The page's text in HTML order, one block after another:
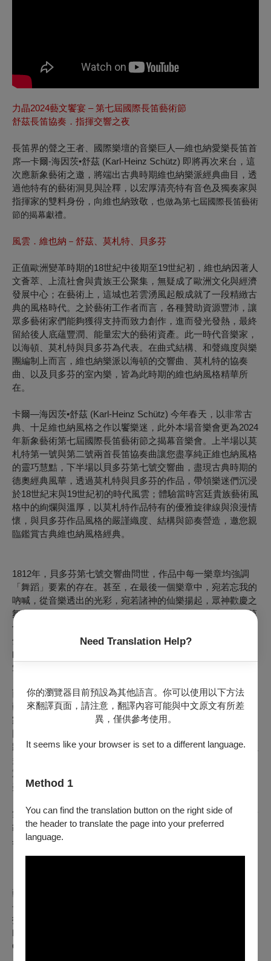
Need Translation Help?
你的瀏覽器目前預設為其他語言。你可以使用以下方法
來翻譯頁面，請注意，翻譯內容可能與中文原文有所差
異，僅供參考使用。
It seems like your browser is set to a different language.
Method 1
You can find the translation button on the right side of
the header to translate the page into your preferred
language.
力晶2024藝文饗宴 – 第七屆國際長笛藝術節
舒茲長笛協奏．指揮交響之夜
長笛界的聲之王者、國際樂壇的音樂巨人—維也納愛樂長笛首
席—卡爾-海因茨•舒茲 (Karl-Heinz Schütz) 即將再次來台，這
次應新象藝術之邀，將端出古典時期維也納樂派經典曲目，透
過他特有的藝術洞見與詮釋，以宏厚清亮特有音色及獨奏家與
指揮家的雙料身份，向維也納致敬 ，也做為第七屆國際長笛藝術
節的揭幕獻禮。
風雲．維也納 －舒茲、莫札特、貝多芬
正值歐洲變革時期的18世紀中後期至19世紀初，維也納因著人
文薈萃、上流社會與貴族王公聚集，無疑成了歐洲文化與經濟
發展中心；在藝術上，這城也若雲湧風起般成就了一段精緻古
典的風格時代。之於藝術工作者而言，各種贊助資源豐沛，讓
眾多藝術家們能夠獲得支持而致力創作，進而發光發熱，最終
留給後人底蘊豐潤、能量宏大的藝術資產。此一時代音樂家，
以海頓、莫札特與貝多芬為代表。在曲式結構、和聲織度與樂
團編制上而言，維也納樂派以海頓的交響曲、莫札特的協奏
曲、以及貝多芬的室內樂，皆為此時期的維也納風格精華所
在。
卡爾—海因茨•舒茲 (Karl-Heinz Schütz) 今年春天，以非常古
典、十足維也納風格之作以饗樂迷，此外本場音樂會更為2024
年新象藝術第七屆國際長笛藝術節之揭幕音樂會。上半場以莫
札特第一號與第二號兩首長笛協奏曲讓您盡享純正維也納風格
的靈巧慧黠，下半場以貝多芬第七號交響曲，盡現古典時期的
德奧經典風華，透過莫札特與貝多芬的作品，帶領樂迷們沉浸
於18世紀末與19世紀初的時代風雲；體驗當時宮廷貴族藝術風
格中的絢爛與溫厚，以莫札特作品特有的優雅旋律線與浪漫情
懷，與貝多芬作品風格的嚴謹織度、結構與節奏營造，邀您親
臨鑑賞古典維也納風格經典。
1812年，貝多芬第七號交響曲問世，作品中每一樂章均強調
「舞蹈」要素的存在。甚至，在最後一個樂章中，宛若忘我的
吶喊，從音樂透出的光彩，宛若諸神的仙樂揚起，眾神歡慶之
舞般。不過，您可曾知，此時的貝多芬其實已經近乎全聾。第
七號交響曲在其交響曲系列作品中，就作品風格、創作手法上
分析而論，被視為又一新里程碑。其第二樂章因帶著哀而不傷
的憂鬱色調，在當代影視作品常作配樂之用而受普羅大眾所熟
知。
而新象藝術向來對於國際藝壇與友人知根知底；對於舒茲於的
藝術表現，與其個人之音樂見地知其甚深，身為維也納愛樂當
家長笛首席，舒茲近年除了以獨奏家身份活躍於樂壇之外，這
回更將以指揮家身份現身臺灣。因此，新象藝術向藝術家提出
將華格納定位為「舞之聖化」 (The Apotheosis of Dance) 的貝
多芬第七號交響曲，一來為舒茲轉型為樂團指揮之在臺首次隆
重獻藝，再者更為第七屆長笛國際藝術節許下鼓舞歡慶開鑼的
美好喻意。
無論您是古典饕客或是初來乍到的古典嚐新客，2024年春天新
象藝術邀您一同徜徉一場屬於維也納經典之德奧風雲，盡享古
典風格之精華的樂之饗宴！
藝術家 Artists
長笛｜卡爾-海因茨．舒茲 Karl-Heinz Schütz
指揮｜卡爾-海因茨．舒茲 Karl-Heinz Schütz
NTSO國立臺灣交響樂團 National Taiwan Symphony
Orchestra